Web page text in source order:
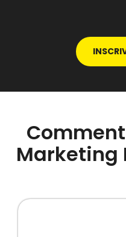
Marketing